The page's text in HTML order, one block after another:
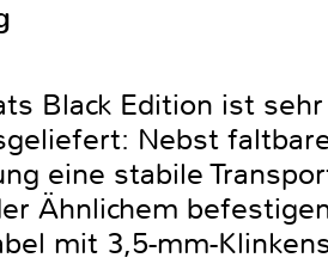
Black Edition ist
Nebst
eine stabile
Ähnlichem
mit 3,5-mm-